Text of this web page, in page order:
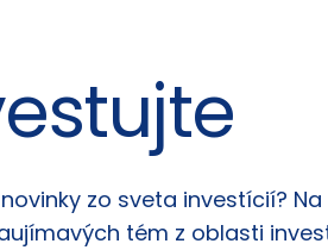
zo sveta investícií?